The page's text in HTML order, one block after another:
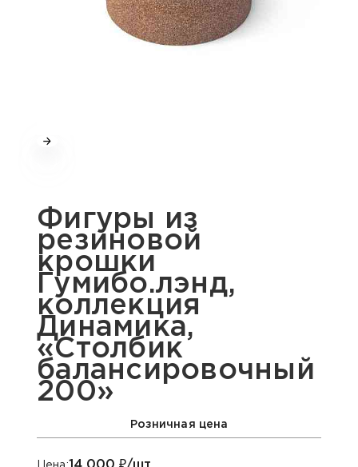
Фигуры из
резиновой
крошки
Гумибо.лэнд,
коллекция
Динамика,
«Столбик
балансировочный
200»
Розничная цена